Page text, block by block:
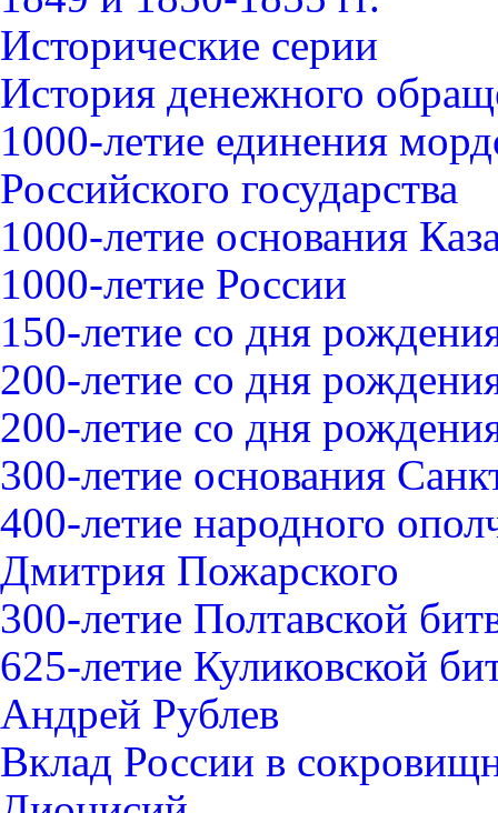
Исторические серии
История денежного
1000-летие единения
Российского государства
1000-летие основания
1000-летие России
150-летие со дня
200-летие со дня
200-летие со дня
300-летие основания
400-летие народного
Дмитрия Пожарского
300-летие Полтавской
625-летие Куликовской
Андрей Рублев
Вклад России в